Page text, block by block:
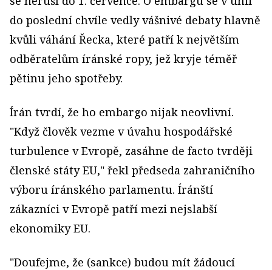
do poslední chvíle vedly vášnivé debaty hlavně
kvůli váhání Řecka, které patří k největším
odběratelům íránské ropy, jež kryje téměř
pětinu jeho spotřeby.
Írán tvrdí, že ho embargo nijak neovlivní.
"Když člověk vezme v úvahu hospodářské
turbulence v Evropě, zasáhne de facto tvrději
členské státy EU," řekl předseda zahraničního
výboru íránského parlamentu. Íránští
zákazníci v Evropě patří mezi nejslabší
ekonomiky EU.
"Doufejme, že (sankce) budou mít žádoucí